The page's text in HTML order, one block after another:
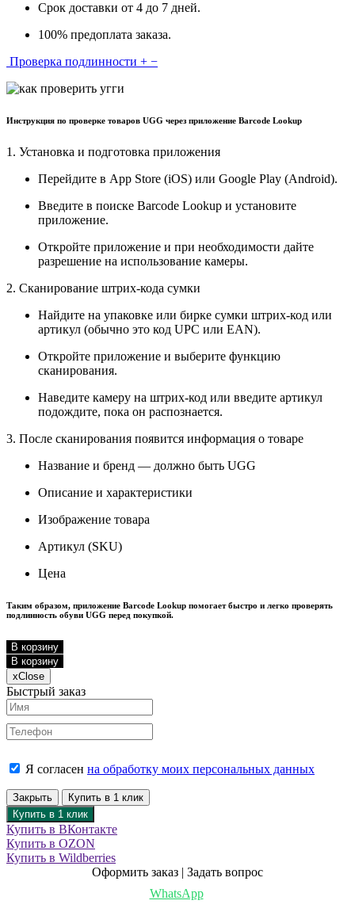
Срок доставки от 4 до 7 дней.
100% предоплата заказа.
Проверка подлинности + −
Инструкция по проверке товаров UGG через приложение Barcode Lookup
1. Установка и подготовка приложения
Перейдите в App Store (iOS) или Google Play (Android).
Введите в поиске Barcode Lookup и установите
приложение.
Откройте приложение и при необходимости дайте
разрешение на использование камеры.
2. Сканирование штрих-кода сумки
Найдите на упаковке или бирке сумки штрих-код или
артикул (обычно это код UPC или EAN).
Откройте приложение и выберите функцию
сканирования.
Наведите камеру на штрих-код или введите артикул
подождите, пока он распознается.
3. После сканирования появится информация о товаре
Название и бренд — должно быть UGG
Описание и характеристики
Изображение товара
Артикул (SKU)
Цена
Таким образом, приложение Barcode Lookup помогает быстро и легко проверять
подлинность обуви UGG перед покупкой.
В корзину
В корзину
xClose
Быстрый заказ
Я согласен на обработку моих персональных данных
Закрыть
Купить в 1 клик
Купить в 1 клик
Купить в ВКонтакте
Купить в OZON
Купить в Wildberries
Оформить заказ | Задать вопрос
WhatsApp